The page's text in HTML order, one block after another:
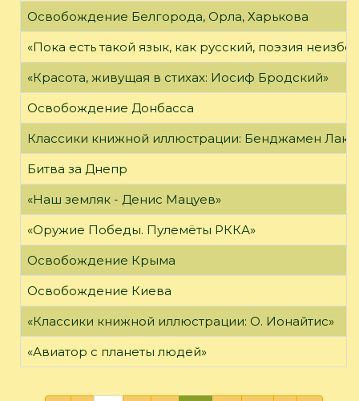
Освобождение Белгорода, Орла, Харькова
«Пока есть такой язык, как русский, поэзия
«Красота, живущая в стихах: Иосиф Бродский»
Освобождение Донбасса
Классики книжной иллюстрации: Бенджамен
Битва за Днепр
«Наш земляк - Денис Мацуев»
«Оружие Победы. Пулемёты РККА»
Освобождение Крыма
Освобождение Киева
«Классики книжной иллюстрации: О. Ионайтис»
«Авиатор с планеты людей»